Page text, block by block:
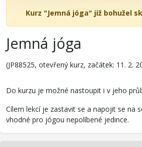
Kurz "Jemná jóga" již bohužel
Jemná jóga
(JP88525, otevřený kurz, začátek: 11. 2.
Do kurzu je možné nastoupit i v jeho
Cílem lekcí je zastavit se a napojit se na
vhodné pro jógou nepolíbené jedince.